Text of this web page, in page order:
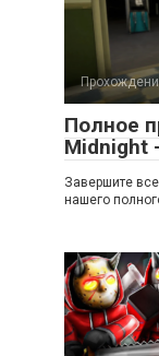
Полное
Midnight
Завершите
нашего